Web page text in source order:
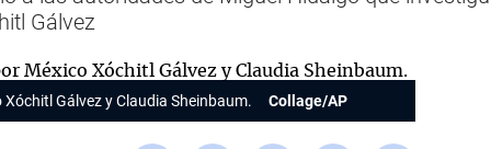
Gálvez
Gálvez y Claudia Sheinbaum. Collage/AP